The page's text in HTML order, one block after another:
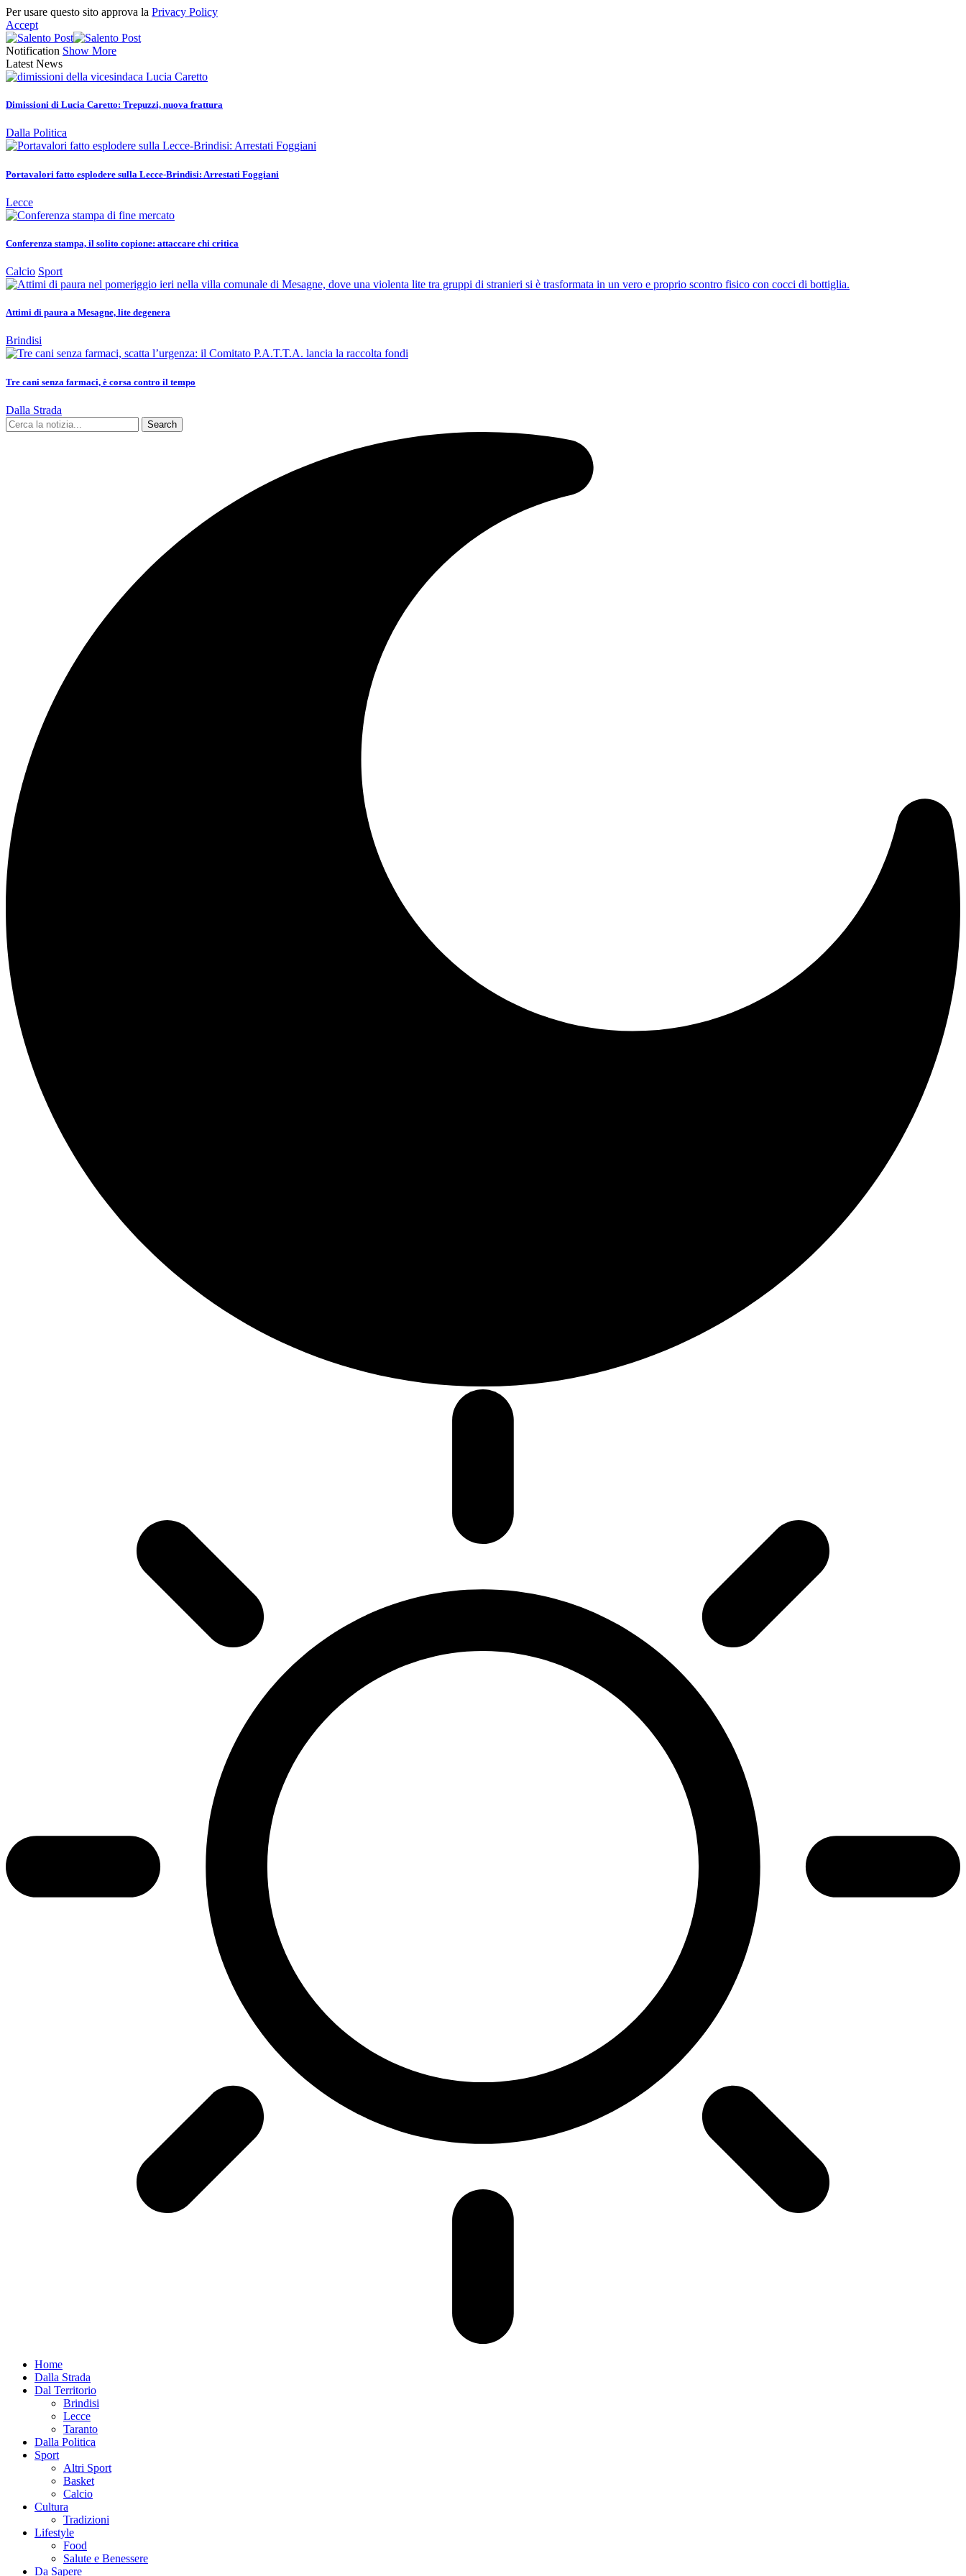
Per usare questo sito approva la Privacy Policy
Accept
Notification Show More
Latest News
Dimissioni di Lucia Caretto: Trepuzzi, nuova frattura
Dalla Politica
Portavalori fatto esplodere sulla Lecce-Brindisi: Arrestati Foggiani
Lecce
Conferenza stampa, il solito copione: attaccare chi critica
Calcio Sport
Attimi di paura a Mesagne, lite degenera
Brindisi
Tre cani senza farmaci, è corsa contro il tempo
Dalla Strada
Home
Dalla Strada
Dal Territorio
Brindisi
Lecce
Taranto
Dalla Politica
Sport
Altri Sport
Basket
Calcio
Cultura
Tradizioni
Lifestyle
Food
Salute e Benessere
Da Sapere